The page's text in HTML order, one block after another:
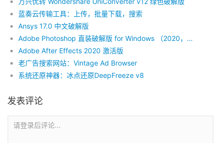
蓝奏云传输工具：上传，批量下载，搜索
Ansys 17.0 中文破解版
Adobe Photoshop 直装破解版 for Windows （2020，2019，2017）
Adobe After Effects 2020 激活版
老广告搜索网站：Vintage Ad Browser
系统还原神器：冰点还原DeepFreeze v8
发表评论
请登录后评论...